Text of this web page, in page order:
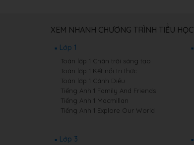
XEM NHANH CHƯƠNG TRÌNH TIỂU HỌC
Lớp 1
Toán lớp 1 Chân trời sáng tạo
Toán lớp 1 Kết nối tri thức
Toán lớp 1 Cánh Diều
Tiếng Anh 1 Family And Friends
Tiếng Anh 1 Macmillan
Tiếng Anh 1 Explore Our World
Lớp 3